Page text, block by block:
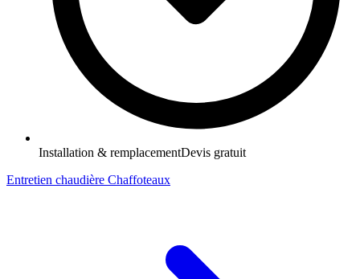
Installation & remplacementDevis gratuit
Entretien chaudière Chaffoteaux